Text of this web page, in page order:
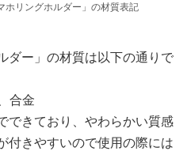
ホリングホルダー」の材質表記
ダー」の材質は以下の通りで
合金
できており、やわらかい質感
付きやすいので使用の際には